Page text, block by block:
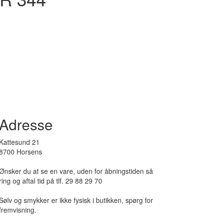
21
Horsens
du at se en vare, uden for åbningstiden så
og aftal tid på tlf. 29 88 29 70
og smykker er ikke fysisk i butikken, spørg for